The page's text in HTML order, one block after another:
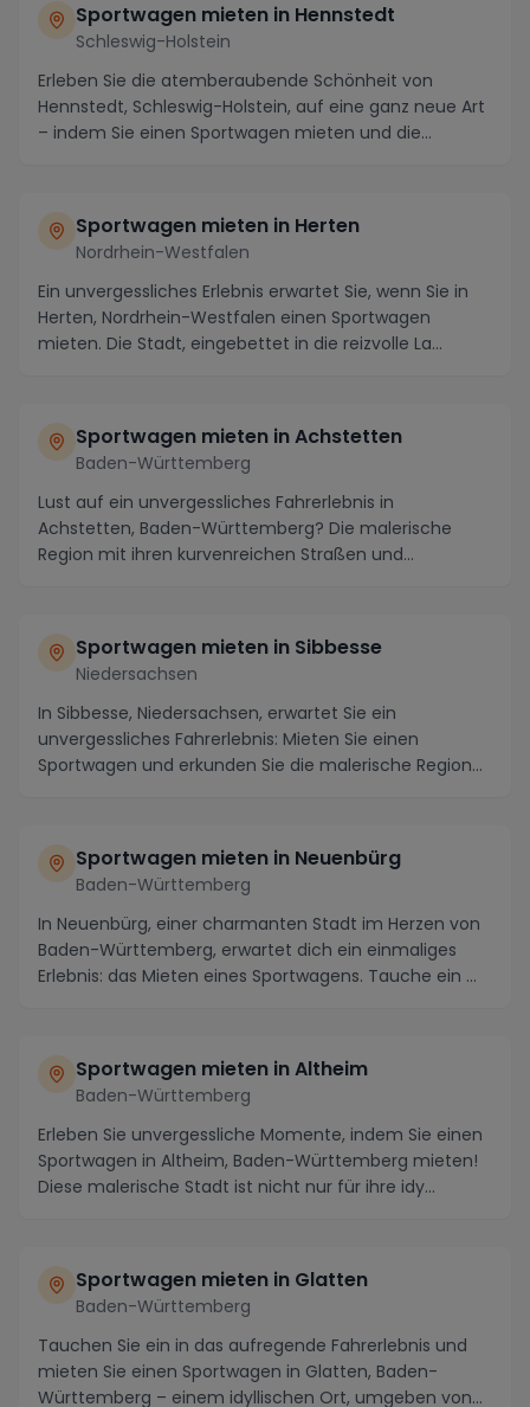
Sportwagen mieten in Hennstedt
Schleswig-Holstein
Erleben Sie die atemberaubende Schönheit von
Hennstedt, Schleswig-Holstein, auf eine ganz neue Art
– indem Sie einen Sportwagen mieten und die
Sportwagen mieten in Herten
Nordrhein-Westfalen
Ein unvergessliches Erlebnis erwartet Sie, wenn Sie in
Herten, Nordrhein-Westfalen einen Sportwagen
mieten. Die Stadt, eingebettet in die reizvolle La...
Sportwagen mieten in Achstetten
Baden-Württemberg
Lust auf ein unvergessliches Fahrerlebnis in
Achstetten, Baden-Württemberg? Die malerische
Region mit ihren kurvenreichen Straßen und
Sportwagen mieten in Sibbesse
Niedersachsen
In Sibbesse, Niedersachsen, erwartet Sie ein
unvergessliches Fahrerlebnis: Mieten Sie einen
Sportwagen und erkunden Sie die malerische Region
Sportwagen mieten in Neuenbürg
Baden-Württemberg
In Neuenbürg, einer charmanten Stadt im Herzen von
Baden-Württemberg, erwartet dich ein einmaliges
Erlebnis: das Mieten eines Sportwagens. Tauche ein ...
Sportwagen mieten in Altheim
Baden-Württemberg
Erleben Sie unvergessliche Momente, indem Sie einen
Sportwagen in Altheim, Baden-Württemberg mieten!
Diese malerische Stadt ist nicht nur für ihre idy...
Sportwagen mieten in Glatten
Baden-Württemberg
Tauchen Sie ein in das aufregende Fahrerlebnis und
mieten Sie einen Sportwagen in Glatten, Baden-
Württemberg – einem idyllischen Ort, umgeben von